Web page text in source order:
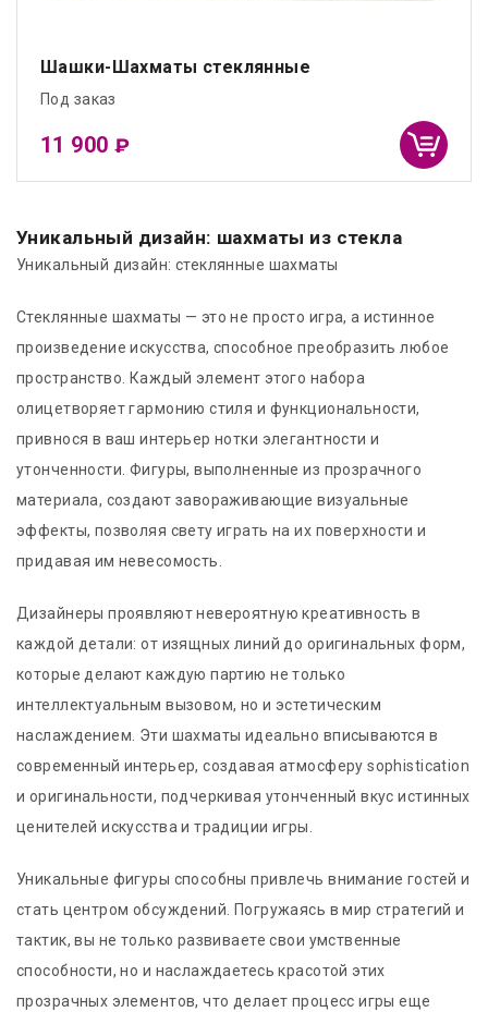
Шашки-Шахматы стеклянные
Под заказ
11 900 ₽
Уникальный дизайн: шахматы из стекла
Уникальный дизайн: стеклянные шахматы
Стеклянные шахматы — это не просто игра, а истинное
произведение искусства, способное преобразить любое
пространство. Каждый элемент этого набора
олицетворяет гармонию стиля и функциональности,
привнося в ваш интерьер нотки элегантности и
утонченности. Фигуры, выполненные из прозрачного
материала, создают завораживающие визуальные
эффекты, позволяя свету играть на их поверхности и
придавая им невесомость.
Дизайнеры проявляют невероятную креативность в
каждой детали: от изящных линий до оригинальных форм,
которые делают каждую партию не только
интеллектуальным вызовом, но и эстетическим
наслаждением. Эти шахматы идеально вписываются в
современный интерьер, создавая атмосферу sophistication
и оригинальности, подчеркивая утонченный вкус истинных
ценителей искусства и традиции игры.
Уникальные фигуры способны привлечь внимание гостей и
стать центром обсуждений. Погружаясь в мир стратегий и
тактик, вы не только развиваете свои умственные
способности, но и наслаждаетесь красотой этих
прозрачных элементов, что делает процесс игры еще